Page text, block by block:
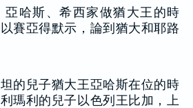
亞哈斯、希西家做猶大王的時
賽亞得默示，論到猶大和耶路
的兒子猶大王亞哈斯在位的時
瑪利的兒子以色列王比加，上